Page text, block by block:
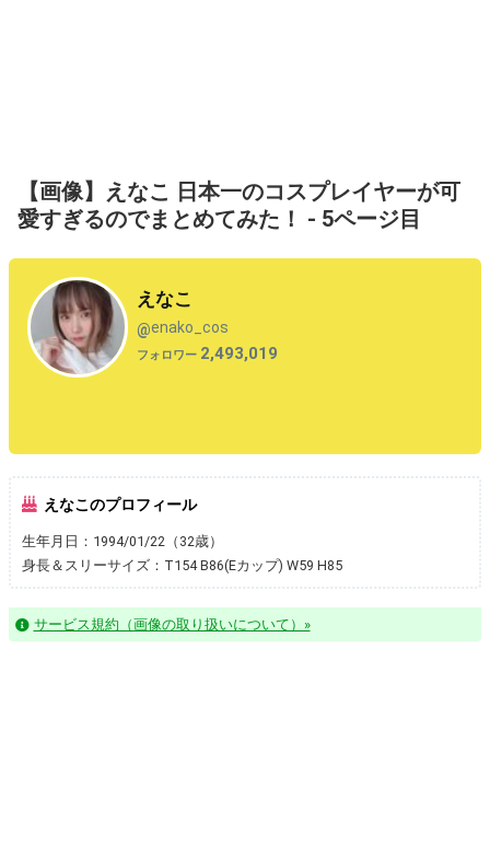
【画像】えなこ 日本一のコスプレイヤーが可
愛すぎるのでまとめてみた！ - 5ページ目
えなこ
@enako_cos
フォロワー 2,493,019
えなこのプロフィール
生年月日：1994/01/22（32歳）
身長＆スリーサイズ：T154 B86(Eカップ) W59 H85
サービス規約（画像の取り扱いについて）»